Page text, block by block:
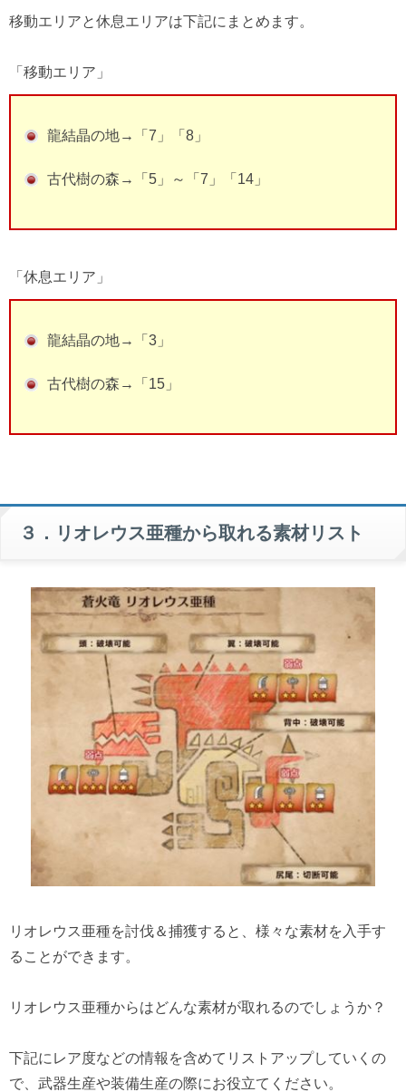
移動エリアと休息エリアは下記にまとめます。
「移動エリア」
龍結晶の地→「7」「8」
古代樹の森→「5」～「7」「14」
「休息エリア」
龍結晶の地→「3」
古代樹の森→「15」
３．リオレウス亜種から取れる素材リスト
リオレウス亜種を討伐＆捕獲すると、様々な素材を入手す
ることができます。
リオレウス亜種からはどんな素材が取れるのでしょうか？
下記にレア度などの情報を含めてリストアップしていくの
で、武器生産や装備生産の際にお役立てください。